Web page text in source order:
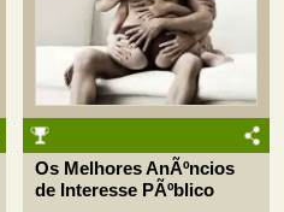
Os Melhores AnÃºncios
de Interesse PÃºblico